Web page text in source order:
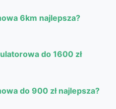
6km najlepsza?
do 1600 zł
do 900 zł najlepsza?